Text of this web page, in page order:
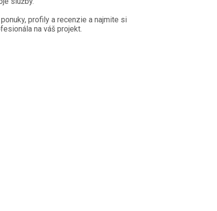
profily a recenzie a najmite si
na váš projekt.